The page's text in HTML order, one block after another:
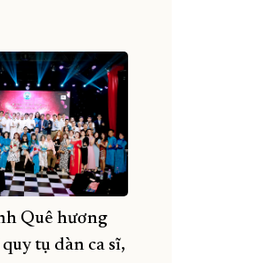
Quê hương
quy tụ dàn ca sĩ,